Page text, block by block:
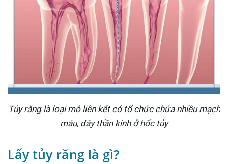
Tủy răng là loại mô liên kết có tổ chức chứa nhiều mạch
máu, dây thần kinh ở hốc tủy
Lẩy tủy răng là gì?